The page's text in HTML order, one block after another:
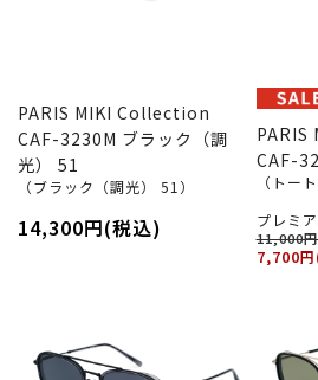
PARIS MIKI Collection
CAF-3230M ブラック（調
光） 51
（ブラック（調光） 51）
14,300円(税込)
CAF-
（トー
プレミ
11,000
7,700